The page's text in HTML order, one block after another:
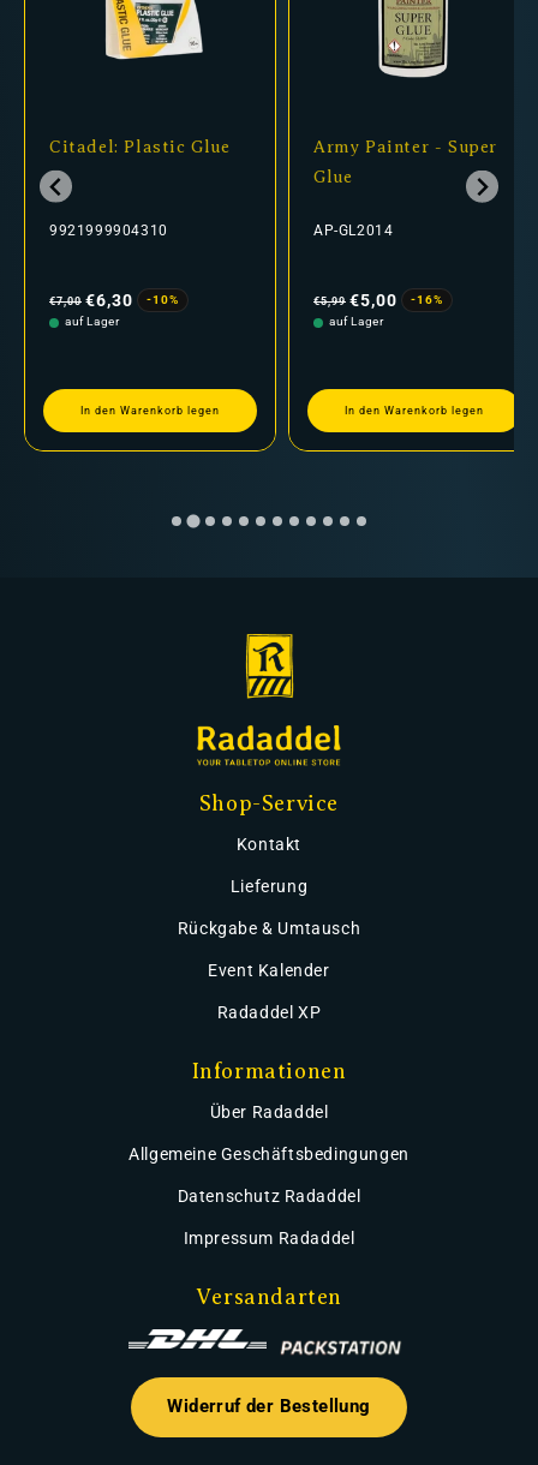
Citadel: Plastic Glue
9921999904310
Preis
€7,00 €6,30
-10%
auf Lager
In den Warenkorb legen
Army Painter - Super
Glue
AP-GL2014
Preis
€5,99 €5,00
-16%
auf Lager
In den Warenkorb legen
Shop-Service
Kontakt
Lieferung
Rückgabe & Umtausch
Event Kalender
Radaddel XP
Informationen
Über Radaddel
Allgemeine Geschäftsbedingungen
Datenschutz Radaddel
Impressum Radaddel
Versandarten
Widerruf der Bestellung